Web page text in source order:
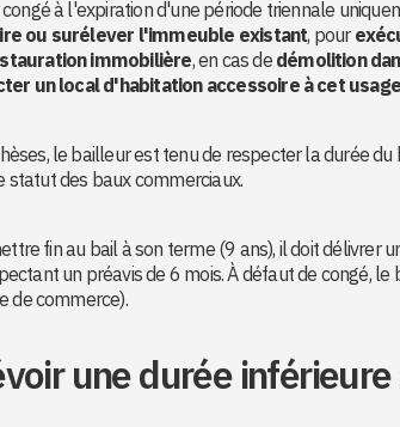
à l'expiration d'une période triennale
ou surélever l'immeuble existant, pour
immobilière, en cas dedémolition
un local d'habitation accessoire à cet
le bailleur est tenu de respecter la durée
des baux commerciaux.
fin au bail à son terme (9 ans), il doit délivrer
un préavis de 6 mois. À défaut de congé, le
de commerce).
une durée inférieure